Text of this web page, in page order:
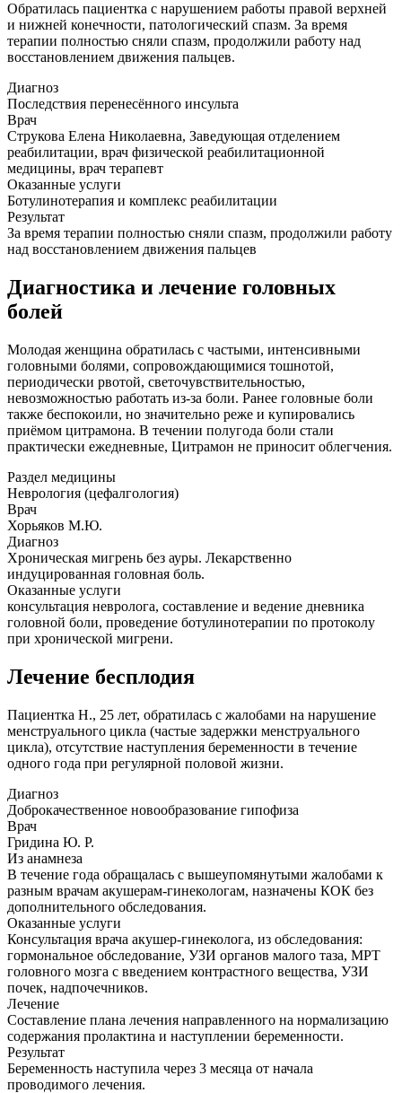
Обратилась пациентка с нарушением работы правой верхней
и нижней конечности, патологический спазм. За время
терапии полностью сняли спазм, продолжили работу над
восстановлением движения пальцев.
Диагноз
Последствия перенесённого инсульта
Врач
Струкова Елена Николаевна, Заведующая отделением
реабилитации, врач физической реабилитационной
медицины, врач терапевт
Оказанные услуги
Ботулинотерапия и комплекс реабилитации
Результат
За время терапии полностью сняли спазм, продолжили работу
над восстановлением движения пальцев
Диагностика и лечение головных
болей
Молодая женщина обратилась с частыми, интенсивными
головными болями, сопровождающимися тошнотой,
периодически рвотой, светочувствительностью,
невозможностью работать из-за боли. Ранее головные боли
также беспокоили, но значительно реже и купировались
приёмом цитрамона. В течении полугода боли стали
практически ежедневные, Цитрамон не приносит облегчения.
Раздел медицины
Неврология (цефалгология)
Врач
Хорьяков М.Ю.
Диагноз
Хроническая мигрень без ауры. Лекарственно
индуцированная головная боль.
Оказанные услуги
консультация невролога, составление и ведение дневника
головной боли, проведение ботулинотерапии по протоколу
при хронической мигрени.
Лечение бесплодия
Пациентка Н., 25 лет, обратилась с жалобами на нарушение
менструального цикла (частые задержки менструального
цикла), отсутствие наступления беременности в течение
одного года при регулярной половой жизни.
Диагноз
Доброкачественное новообразование гипофиза
Врач
Гридина Ю. Р.
Из анамнеза
В течение года обращалась с вышеупомянутыми жалобами к
разным врачам акушерам-гинекологам, назначены КОК без
дополнительного обследования.
Оказанные услуги
Консультация врача акушер-гинеколога, из обследования:
гормональное обследование, УЗИ органов малого таза, МРТ
головного мозга с введением контрастного вещества, УЗИ
почек, надпочечников.
Лечение
Составление плана лечения направленного на нормализацию
содержания пролактина и наступлении беременности.
Результат
Беременность наступила через 3 месяца от начала
проводимого лечения.